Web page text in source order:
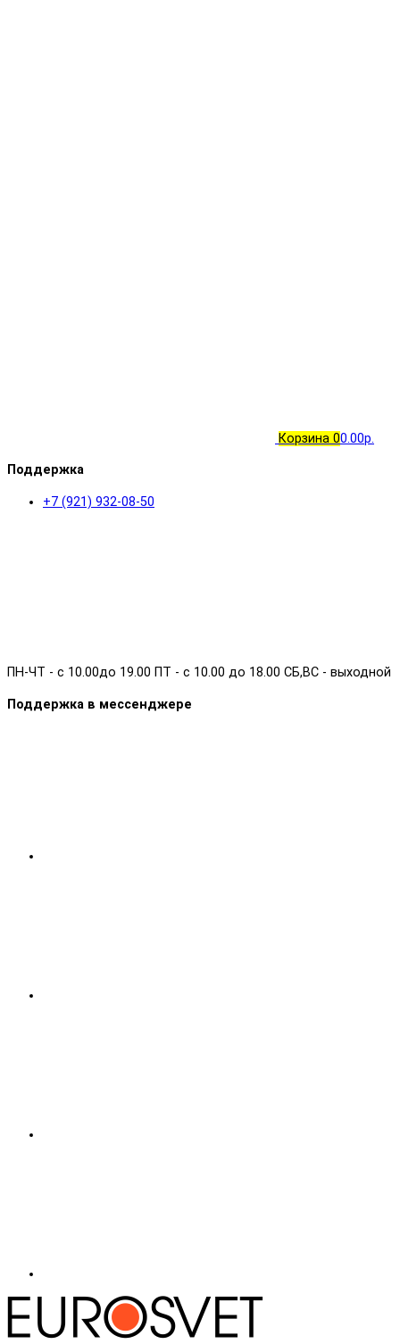
Корзина 00.00р.
Поддержка
+7 (921) 932-08-50
ПН-ЧТ - с 10.00до 19.00 ПТ - с 10.00 до 18.00 СБ,ВС - выходной
Поддержка в мессенджере